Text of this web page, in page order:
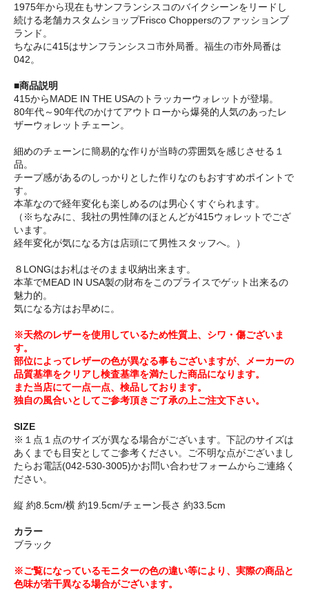
1975年から現在もサンフランシスコのバイクシーンをリードし
続ける老舗カスタムショップFrisco Choppersのファッションブ
ランド。
ちなみに415はサンフランシスコ市外局番。福生の市外局番は
042。
■商品説明
415からMADE IN THE USAのトラッカーウォレットが登場。
80年代～90年代のかけてアウトローから爆発的人気のあったレ
ザーウォレットチェーン。
細めのチェーンに簡易的な作りが当時の雰囲気を感じさせる１
品。
チープ感があるのしっかりとした作りなのもおすすめポイントで
す。
本革なので経年変化も楽しめるのは男心くすぐられます。
（※ちなみに、我社の男性陣のほとんどが415ウォレットでござ
います。
経年変化が気になる方は店頭にて男性スタッフへ。）
８LONGはお札はそのまま収納出来ます。
本革でMEAD IN USA製の財布をこのプライスでゲット出来るの
魅力的。
気になる方はお早めに。
※天然のレザーを使用しているため性質上、シワ・傷ございま
す。
部位によってレザーの色が異なる事もございますが、メーカーの
品質基準をクリアし検査基準を満たした商品になります。
また当店にて一点一点、検品しております。
独自の風合いとしてご参考頂きご了承の上ご注文下さい。
SIZE
※１点１点のサイズが異なる場合がございます。下記のサイズは
あくまでも目安としてご参考ください。ご不明な点がございまし
たらお電話(042-530-3005)かお問い合わせフォームからご連絡く
ださい。
縦 約8.5cm/横 約19.5cm/チェーン長さ 約33.5cm
カラー
ブラック
※ご覧になっているモニターの色の違い等により、実際の商品と
色味が若干異なる場合がございます。